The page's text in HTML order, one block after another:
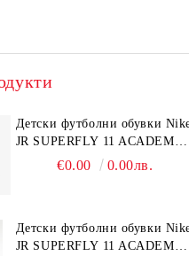
Детски футболни обувки
JR SUPERFLY 11 ACADEMY
€0.00 0.00лв.
Детски футболни обувки
JR SUPERFLY 11 ACADEMY